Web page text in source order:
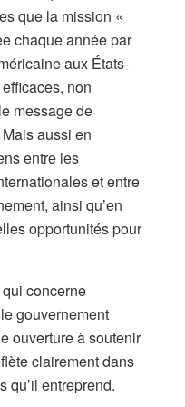
que la mission «
chaque année par
aux États-
non
message de
aussi en
entre les
et entre
ainsi qu’en
opportunités pour
concerne
gouvernement
ouverture à soutenir
clairement dans
qu’il entreprend.